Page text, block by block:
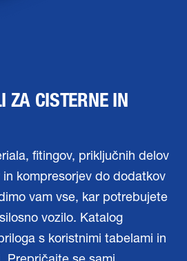
ZA CISTERNE IN
fitingov, priključnih delov
kompresorjev do dodatkov
vam vse, kar potrebujete
vozilo. Katalog
s koristnimi tabelami in